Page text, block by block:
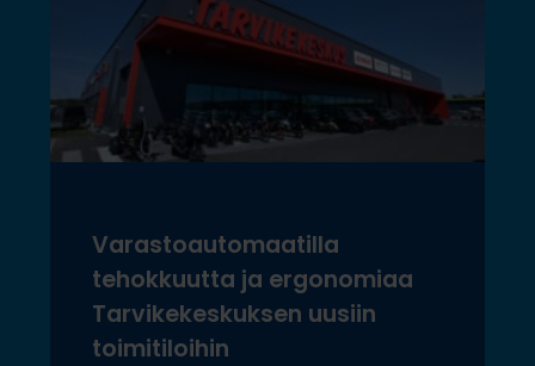
Varastoautomaatilla
tehokkuutta ja ergonomiaa
Tarvikekeskuksen uusiin
toimitiloihin